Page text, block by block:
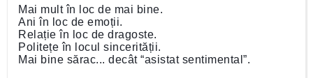
Mai mult în loc de mai bine.
Ani în loc de emoții.
Relație în loc de dragoste.
Politețe în locul sincerității.
Mai bine sărac... decât “asistat sentimental”.